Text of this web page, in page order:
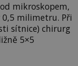
mikroskopem,
milimetru. Při
sítnice) chirurg
5×5